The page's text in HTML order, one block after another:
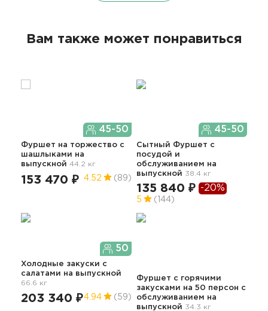
Вам также может понравиться
45-50
Фуршет на торжество с
шашлыками на
выпускной 44.2 кг
153 470 ₽ 4.52 (89)
45-50
Сытный Фуршет с
посудой и
обслуживанием на
выпускной 38.4 кг
135 840 ₽ -20%
5 (144)
50
Холодные закуски с
салатами на выпускной
66.6 кг
203 340 ₽4.94 (59)
Фуршет с горячими
закусками на 50 персон с
обслуживанием на
выпускной 34.3 кг